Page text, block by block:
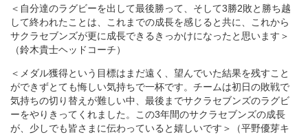
＜自分達のラグビーを出して最後勝って、そして3勝2敗と勝ち越
して終われたことは、これまでの成長を感じると共に、これから
サクラセブンズが更に成長できるきっかけになったと思います＞
（鈴木貴士ヘッドコーチ）
＜メダル獲得という目標はまだ遠く、望んでいた結果を残すこと
ができずとても悔しい気持ちで一杯です。チームは初日の敗戦で
気持ちの切り替えが難しい中、最後までサクラセブンズのラグビ
ーをやりきってくれました。この3年間のサクラセブンズの成長
が、少しでも皆さまに伝わっていると嬉しいです＞（平野優芽キ